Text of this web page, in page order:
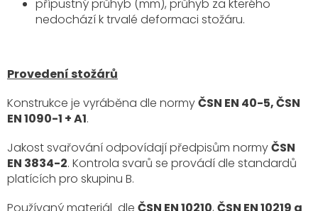
přípustný průhyb (mm), průhyb za kterého
nedochází k trvalé deformaci stožáru.
Provedení stožárů
Konstrukce je vyráběna dle normyČSN EN 40-5, ČSN
EN 1090-1 + A1.
Jakost svařování odpovídají předpisům normyČSN
EN 3834-2. Kontrola svarů se provádí dle standardů
platících pro skupinu B.